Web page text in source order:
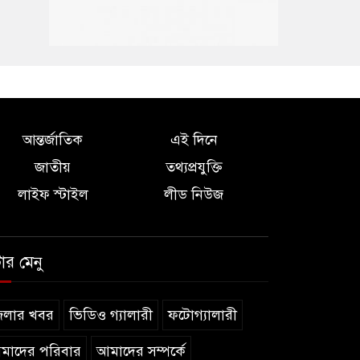
আন্তর্জাতিক
এই দিনে
জাতীয়
তথ্যপ্রযুক্তি
লাইফ স্টাইল
লীড নিউজ
মেনু
খবর ভিডিও গ্যালারী ফটোগ্যালারী
পরিবার আমাদের সম্পর্কে